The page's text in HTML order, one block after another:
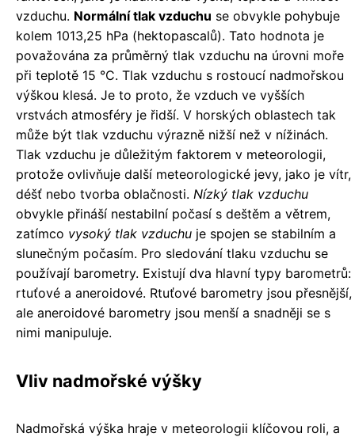
vzduchu. Normální tlak vzduchu se obvykle pohybuje
kolem 1013,25 hPa (hektopascalů). Tato hodnota je
považována za průměrný tlak vzduchu na úrovni moře
při teplotě 15 °C. Tlak vzduchu s rostoucí nadmořskou
výškou klesá. Je to proto, že vzduch ve vyšších
vrstvách atmosféry je řidší. V horských oblastech tak
může být tlak vzduchu výrazně nižší než v nížinách.
Tlak vzduchu je důležitým faktorem v meteorologii,
protože ovlivňuje další meteorologické jevy, jako je vítr,
déšť nebo tvorba oblačnosti. Nízký tlak vzduchu
obvykle přináší nestabilní počasí s deštěm a větrem,
zatímco vysoký tlak vzduchu je spojen se stabilním a
slunečným počasím. Pro sledování tlaku vzduchu se
používají barometry. Existují dva hlavní typy barometrů:
rtuťové a aneroidové. Rtuťové barometry jsou přesnější,
ale aneroidové barometry jsou menší a snadněji se s
nimi manipuluje.
Vliv nadmořské výšky
Nadmořská výška hraje v meteorologii klíčovou roli, a